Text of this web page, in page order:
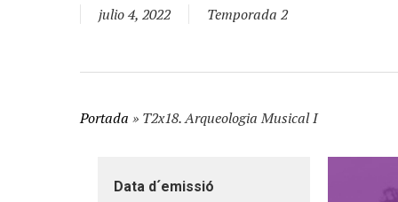
julio 4, 2022 Temporada 2
Portada » T2x18. Arqueologia Musical I
Data d´emissió